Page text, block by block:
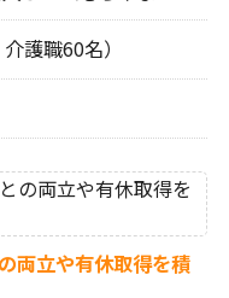
護職60名）
両立や有休取得を積